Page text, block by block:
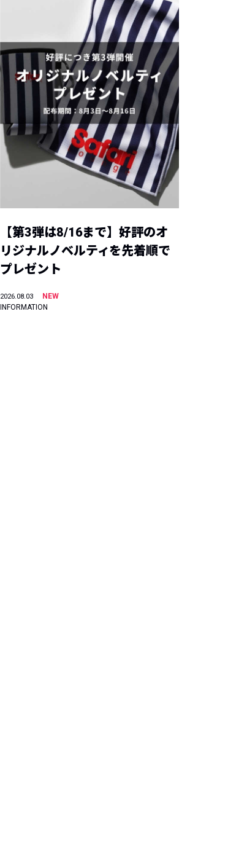
【第3弾は8/16まで】好評のオ
リジナルノベルティを先着順で
プレゼント
2026.08.03
NEW
INFORMATION